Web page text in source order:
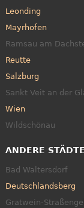
Leonding
Mayrhofen
Ramsau am
Reutte
Salzburg
Sankt Veit an der
Wien
Wildschönau
ANDERE
Bad Waltersdorf
Deutschlandsberg
Gratwein-Straßengel